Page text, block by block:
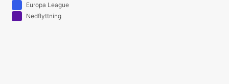
Europa League
Nedflyttning